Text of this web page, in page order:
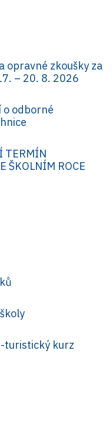
opravné zkoušky za
– 20. 8. 2026
o odborné
TERMÍN
ŠKOLNÍM ROCE
turistický kurz